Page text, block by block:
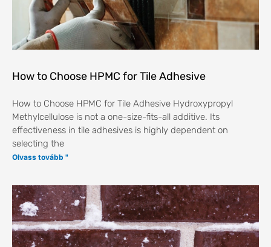
How to Choose HPMC for Tile Adhesive
How to Choose HPMC for Tile Adhesive Hydroxypropyl
Methylcellulose is not a one-size-fits-all additive. Its
effectiveness in tile adhesives is highly dependent on
selecting the
Olvass tovább "